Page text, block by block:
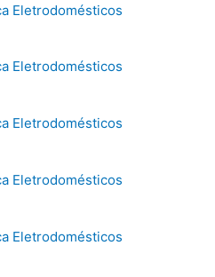
Eletrodomésticos
Eletrodomésticos
Eletrodomésticos
Eletrodomésticos
Eletrodomésticos